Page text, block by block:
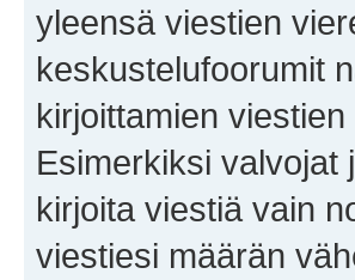
yleensä viestien
keskustelufoorumit
kirjoittamien
Esimerkiksi valvojat
kirjoita viestiä vain
viestiesi määrän